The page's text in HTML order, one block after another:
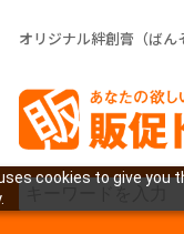
cookies to give you
オリジナル絆創膏（ばん